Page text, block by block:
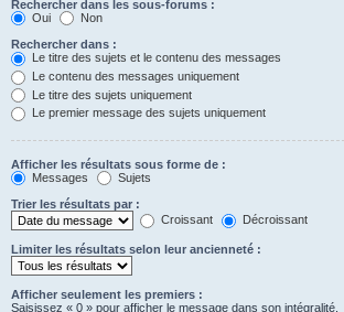
Rechercher dans les sous-forums :
Oui
Non
Rechercher dans :
Le titre des sujets et le contenu des messages
Le contenu des messages uniquement
Le titre des sujets uniquement
Le premier message des sujets uniquement
Afficher les résultats sous forme de :
Messages
Sujets
Trier les résultats par :
Croissant
Décroissant
Limiter les résultats selon leur ancienneté :
Afficher seulement les premiers :
Saisissez « 0 » pour afficher le message dans son intégralité.